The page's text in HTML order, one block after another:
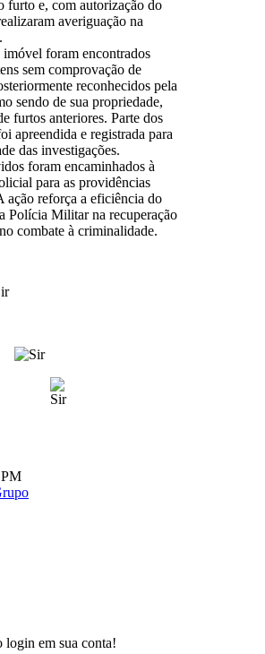
furto e, com autorização do
averiguação na
foram encontrados
sem comprovação de
reconhecidos pela
sendo de sua propriedade,
furtos anteriores. Parte dos
apreendida e registrada para
das investigações.
foram encaminhados à
para as providências
ação reforça a eficiência do
Polícia Militar na recuperação
combate à criminalidade.
PM
login em sua conta!